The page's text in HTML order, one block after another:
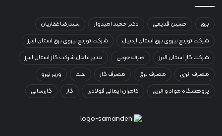
برق حسین قدیمی دکتر حمید امیدوار
سیدرضا غفاریان
شرکت توزیع نیروی برق استان اردبیل
شرکت توزیع نیروی برق استان البرز
شرکت گاز استان البرز
صرفه‌جویی
مدیر عامل شرکت گاز استان البرز
مصرف انرژی
مصرف برق مصرف گاز نفت
وزیر نیرو
پژوهشگاه مواد و انرژی
کامران ایمانی فولادی گاز گازرسانی